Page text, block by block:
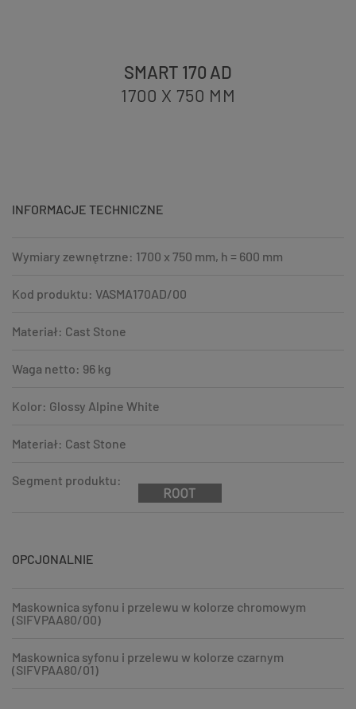
SMART 170 AD
1700 X 750 MM
INFORMACJE TECHNICZNE
Wymiary zewnętrzne: 1700 x 750 mm, h = 600 mm
Kod produktu: VASMA170AD/00
Materiał: Cast Stone
Waga netto: 96 kg
Kolor: Glossy Alpine White
Materiał: Cast Stone
Segment produktu:
OPCJONALNIE
Maskownica syfonu i przelewu w kolorze chromowym
(SIFVPAA80/00)
Maskownica syfonu i przelewu w kolorze czarnym
(SIFVPAA80/01)